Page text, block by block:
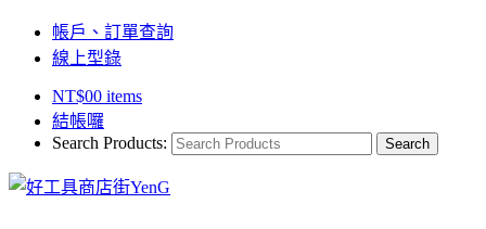
帳戶、訂單查詢
線上型錄
NT$00 items
結帳囉
Search Products: